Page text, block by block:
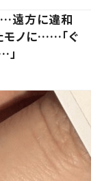
…遠方に違和
モノに……「ぐ
」